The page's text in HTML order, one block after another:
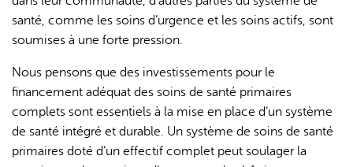
santé, comme les soins d’urgence et les soins actifs, sont
soumises à une forte pression.
Nous pensons que des investissements pour le
financement adéquat des soins de santé primaires
complets sont essentiels à la mise en place d’un système
de santé intégré et durable. Un système de soins de santé
primaires doté d’un effectif complet peut soulager la